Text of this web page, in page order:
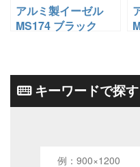
アルミ製イーゼル
MS174 ブラック
キーワードで探す